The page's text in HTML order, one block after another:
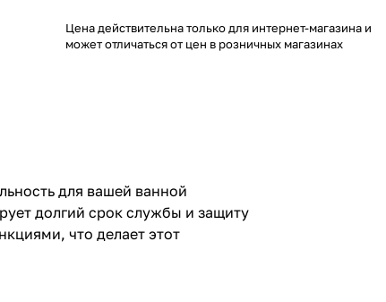
Цена действительна только для интернет-магазина и
может отличаться от цен в розничных магазинах
для вашей ванной
долгий срок службы и защиту
что делает этот